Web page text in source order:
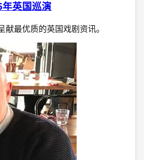
年英国巡演
献最优质的英国戏剧资讯。